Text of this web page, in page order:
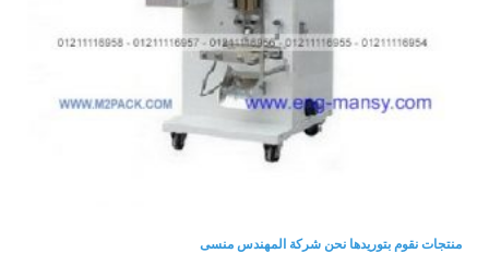
منتجات نقوم بتوريدها نحن شركة المهندس منسى